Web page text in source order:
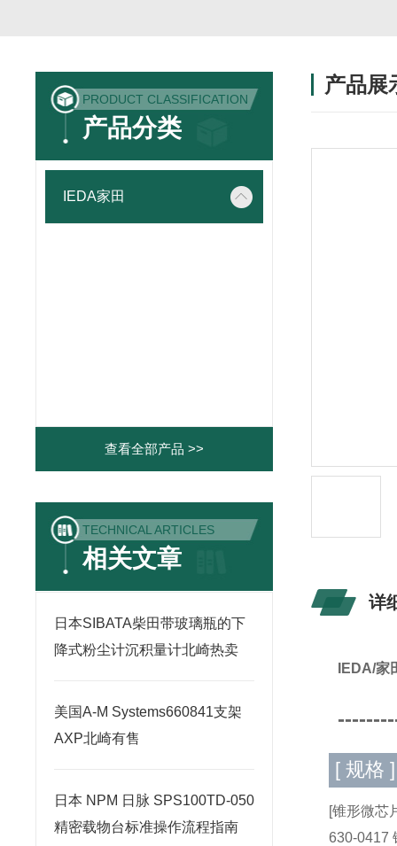
PRODUCT CLASSIFICATION
产品分类
IEDA家田
查看全部产品 >>
TECHNICAL ARTICLES
相关文章
日本SIBATA柴田带玻璃瓶的下
降式粉尘计沉积量计北崎热卖
美国A-M Systems660841支架
AXP北崎有售
日本 NPM 日脉 SPS100TD-050
精密载物台标准操作流程指南
产品展
详
IEDA/
[ 规格 ]
[锥形微芯
630-0417